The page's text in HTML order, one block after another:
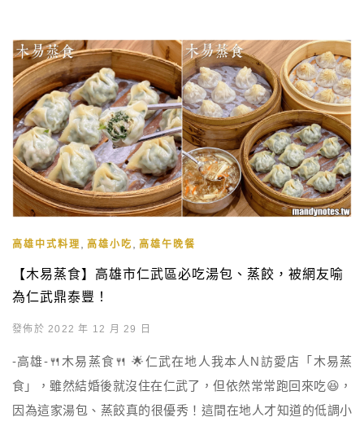
高雄中式料理 , 高雄小吃 , 高雄午晚餐
【木易蒸食】高雄市仁武區必吃湯包、蒸餃，被網友喻
為仁武鼎泰豐！
發佈於 2022 年 12 月 29 日
-高雄-🍴木易蒸食🍴 🌟仁武在地人我本人N訪愛店「木易蒸
食」，雖然結婚後就沒住在仁武了，但依然常常跑回來吃😆，
因為這家湯包、蒸餃真的很優秀！這間在地人才知道的低調小